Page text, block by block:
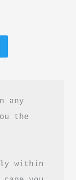
any
the
within